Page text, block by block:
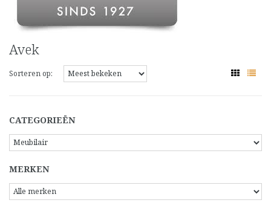
Avek
Sorteren op:
CATEGORIEËN
MERKEN